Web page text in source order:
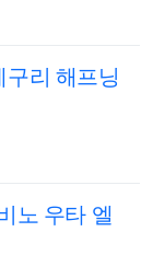
리 해프닝
노 우타 엘